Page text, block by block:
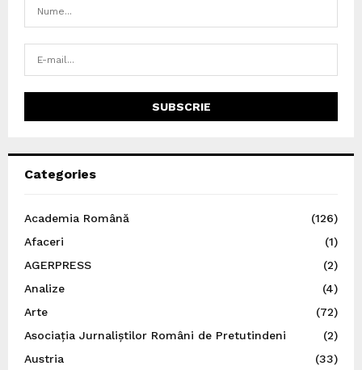
Categories
Academia Română
(126)
Afaceri
(1)
AGERPRESS
(2)
Analize
(4)
Arte
(72)
Asociația Jurnaliștilor Români de Pretutindeni
(2)
Austria
(33)